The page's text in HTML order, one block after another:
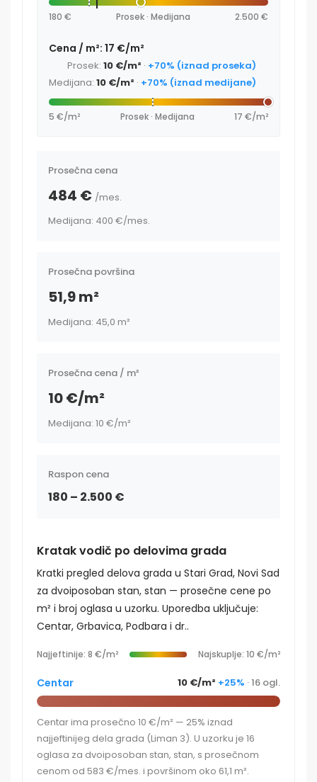
180 € Prosek · Medijana 2.500 €
Cena / m²: 17 €/m²
Prosek: 10 €/m² · +70% (iznad proseka)
Medijana: 10 €/m² · +70% (iznad medijane)
5 €/m² Prosek · Medijana 17 €/m²
Prosečna cena
484 € /mes.
Medijana: 400 €/mes.
Prosečna površina
51,9 m²
Medijana: 45,0 m²
Prosečna cena / m²
10 €/m²
Medijana: 10 €/m²
Raspon cena
180 – 2.500 €
Kratak vodič po delovima grada
Kratki pregled delova grada u Stari Grad, Novi Sad
za dvoiposoban stan, stan — prosečne cene po
m² i broj oglasa u uzorku. Uporedba uključuje:
Centar, Grbavica, Podbara i dr..
Najjeftinije: 8 €/m² Najskuplje: 10 €/m²
Centar 10 €/m² +25% · 16 ogl.
Centar ima prosečno 10 €/m² — 25% iznad
najjeftinijeg dela grada (Liman 3). U uzorku je 16
oglasa za dvoiposoban stan, stan, s prosečnom
cenom od 583 €/mes. i površinom oko 61,1 m².